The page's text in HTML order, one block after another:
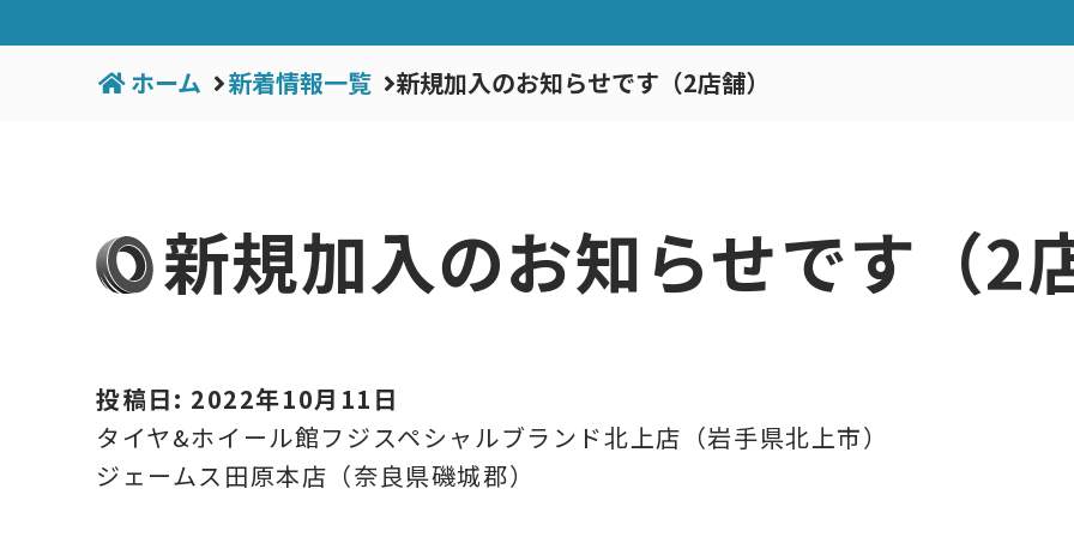
ホーム 新着情報一覧 新規加入のお知らせです（2店舗）
新規加入のお知らせです（2
投稿日: 2022年10月11日
タイヤ&ホイール館フジスペシャルブランド北上店（岩手県北上市）
ジェームス田原本店（奈良県磯城郡）